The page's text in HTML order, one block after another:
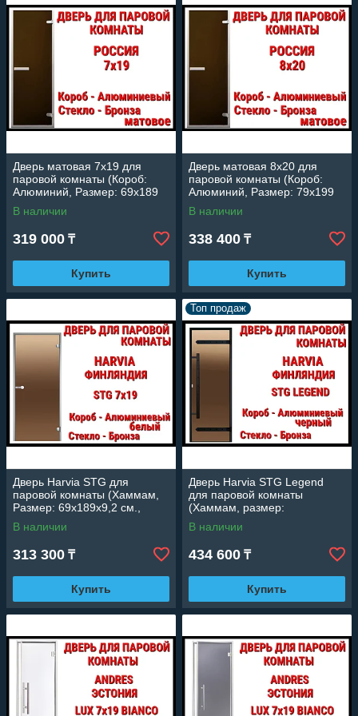
Дверь матовая 7x19 для
паровой комнаты (Короб:
Алюминий, Размер: 69x189
см, Cтекло - матовое, C
порогом)Россия
В наличии
319 000 ₸
Купить
Дверь матовая 8x20 для
паровой комнаты (Короб:
Алюминий, Размер: 79x199
см, Cтекло - матовое, C
порогом)Россия
В наличии
338 400 ₸
Купить
Дверь Harvia STG для
паровой комнаты (Хаммам,
Размер: 69x189x9,2 см.,
Короб: Алюминий, Стекло:
Бронза)
В наличии
313 300 ₸
Купить
Топ продаж
Дверь Harvia STG Legend
для паровой комнаты
(Хаммам, размер:
69x189x9,2 см., короб:
алюминий, стекло: бронза)
В наличии
434 600 ₸
Купить